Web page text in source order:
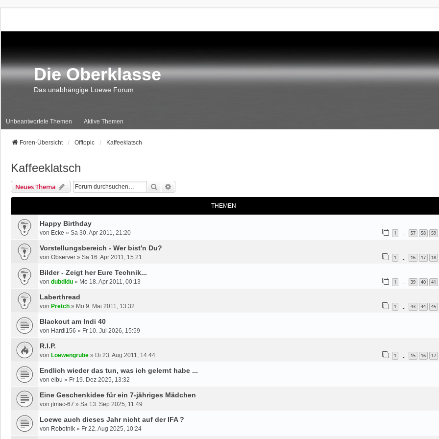
Die Oberklasse
Das unabhängige Loewe Forum
Unbeantwortete Themen Aktive Themen
Foren-Übersicht Offtopic Kaffeeklatsch
Kaffeeklatsch
Neues Thema Suche
THEMEN
Happy Birthday
von Ecke » Sa 30. Apr 2011, 21:20 1 57 58 59
Vorstellungsbereich - Wer bist'n Du?
von Observer » Sa 16. Apr 2011, 15:21 1 16 17 18
Bilder - Zeigt her Eure Technik...
von dubdidu » Mo 18. Apr 2011, 00:13 1 39 40 41
Laberthread
von Pretch » Mo 9. Mai 2011, 13:32 1 43 44 45
Blackout am Indi 40
von Hardi156 » Fr 10. Jul 2026, 15:59
R.I.P.
von Loewengrube » Di 23. Aug 2011, 14:44 1 15 16 17
Endlich wieder das tun, was ich gelernt habe ...
von elbu » Fr 19. Dez 2025, 13:32
Eine Geschenkidee für ein 7-jähriges Mädchen
von jtmac-67 » Sa 13. Sep 2025, 11:49
Loewe auch dieses Jahr nicht auf der IFA ?
von Robotnik » Fr 22. Aug 2025, 10:24